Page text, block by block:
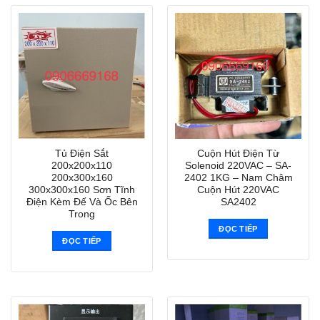
Tủ Điện Sắt
200x200x110
200x300x160
300x300x160 Sơn Tĩnh
Điện Kèm Đế Và Ốc Bên
Trong
ĐỌC TIẾP
Cuộn Hút Điện Từ
Solenoid 220VAC – SA-
2402 1KG – Nam Châm
Cuộn Hút 220VAC
SA2402
ĐỌC TIẾP